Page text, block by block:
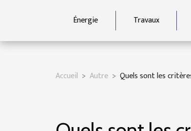
Énergie Travaux
Accueil Autre Quels sont les